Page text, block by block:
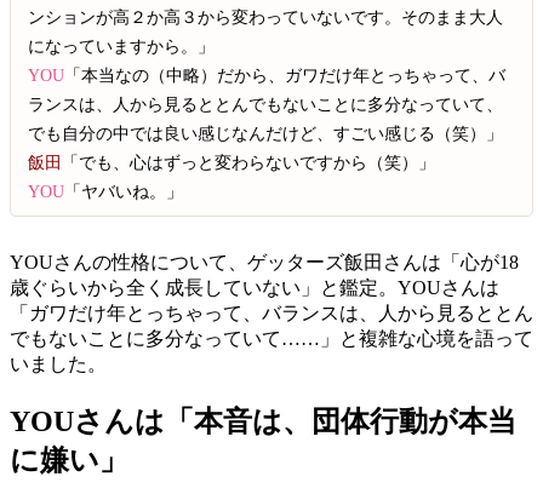
ンションが高２か高３から変わっていないです。そのまま大人
になっていますから。」
YOU 「本当なの（中略）だから、ガワだけ年とっちゃって、バ
ランスは、人から見るととんでもないことに多分なっていて、
でも自分の中では良い感じなんだけど、すごい感じる（笑）」
飯田
「でも、心はずっと変わらないですから（笑）」
YOU 「ヤバいね。」
YOUさんの性格について、ゲッターズ飯田さんは「心が18
歳ぐらいから全く成長していない」と鑑定。YOUさんは
「ガワだけ年とっちゃって、バランスは、人から見るととん
でもないことに多分なっていて……」と複雑な心境を語って
いました。
YOUさんは「本音は、団体行動が本当
に嫌い」